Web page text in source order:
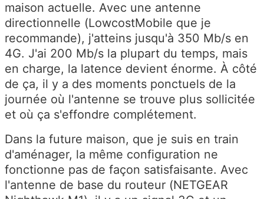
maison actuelle. Avec une antenne
directionnelle (LowcostMobile que je
recommande), j'atteins jusqu'à 350 Mb/s en
4G. J'ai 200 Mb/s la plupart du temps, mais
en charge, la latence devient énorme. À côté
de ça, il y a des moments ponctuels de la
journée où l'antenne se trouve plus sollicitée
et où ça s'effondre complétement.
Dans la future maison, que je suis en train
d'aménager, la même configuration ne
fonctionne pas de façon satisfaisante. Avec
l'antenne de base du routeur (NETGEAR